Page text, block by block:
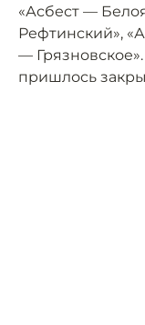
«Асбест —
Рефтинский»,
—
пришлось